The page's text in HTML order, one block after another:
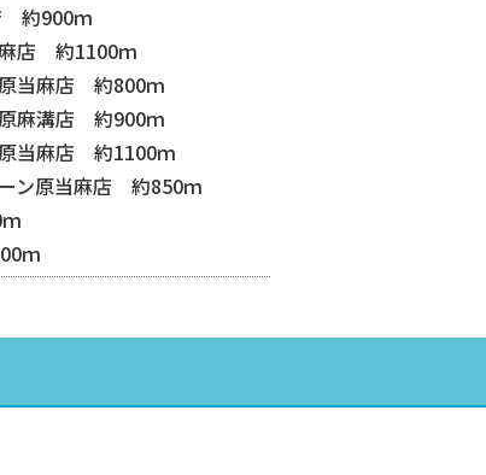
約900ｍ
店 約1100ｍ
当麻店 約800ｍ
麻溝店 約900ｍ
当麻店 約1100ｍ
ン原当麻店 約850ｍ
ｍ